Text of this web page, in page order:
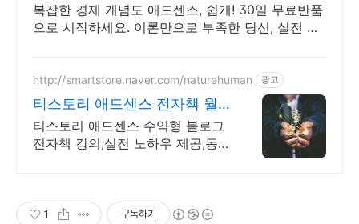
복잡한 경제 개념도 애드센스, 쉽게! 30일 무료반품
으로 시작하세요. 이론만으로 부족한 당신, 실전 투
http://smartstore.naver.com/naturehuman 광고
티스토리 애드센스 전자책 월
100만원 고정 수익발생!
티스토리 애드센스 수익형 블로그
전자책 강의,실전 노하우 제공,동
1 구독하기